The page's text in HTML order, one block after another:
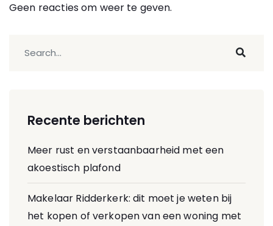
Geen reacties om weer te geven.
Recente berichten
Meer rust en verstaanbaarheid met een
akoestisch plafond
Makelaar Ridderkerk: dit moet je weten bij
het kopen of verkopen van een woning met